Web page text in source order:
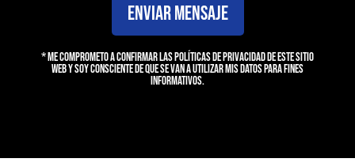
ENVIAR MENSAJE
* Me comprometo a confirmar las políticas de privacidad de este sitio
web y soy consciente de que se van a utilizar mis datos para fines
informativos.